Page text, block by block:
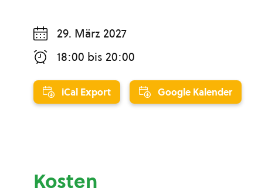
29. März 2027
18:00 bis 20:00
iCal Export Google Kalender
Kosten